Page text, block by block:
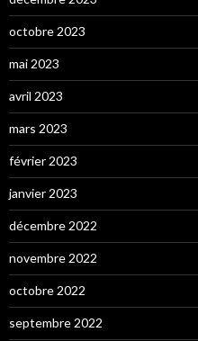
octobre 2023
mai 2023
avril 2023
mars 2023
février 2023
janvier 2023
décembre 2022
novembre 2022
octobre 2022
septembre 2022